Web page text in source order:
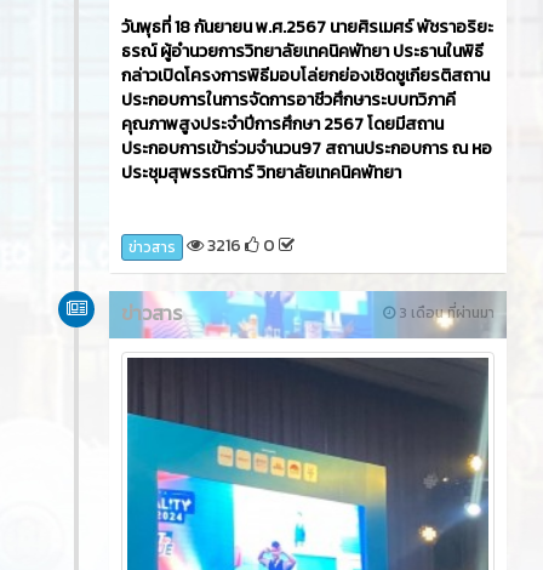
วันพุธที่ 18 กันยายน พ.ศ.2567 นายศิรเมศร์ พัชราอริยะ
ธรณ์ ผู้อำนวยการวิทยาลัยเทคนิคพัทยา ประธานในพิธี
กล่าวเปิดโครงการพิธีมอบโล่ยกย่องเชิดชูเกียรติสถาน
ประกอบการในการจัดการอาชีวศึกษาระบบทวิภาคี
คุณภาพสูงประจำปีการศึกษา 2567 โดยมีสถาน
ประกอบการเข้าร่วมจำนวน97 สถานประกอบการ ณ หอ
ประชุมสุพรรณิการ์ วิทยาลัยเทคนิคพัทยา
ข่าวสาร 3216 0
3 เดือน ที่ผ่านมา
ข่าวสาร